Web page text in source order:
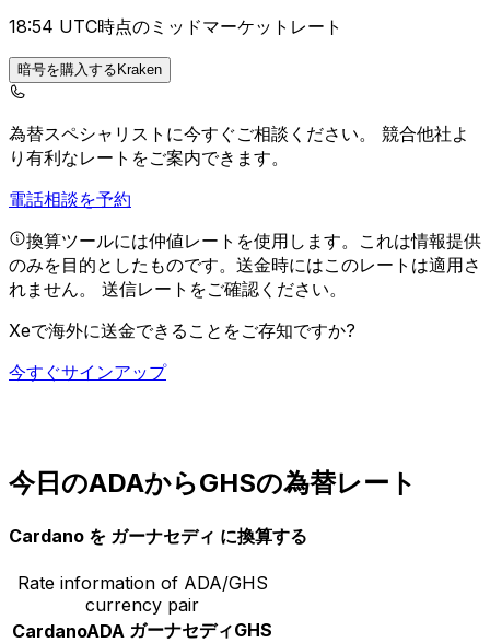
18:54 UTC時点のミッドマーケットレート
暗号を購入するKraken
為替スペシャリストに今すぐご相談ください。 競合他社よ
り有利なレートをご案内できます。
電話相談を予約
換算ツールには仲値レートを使用します。これは情報提供
のみを目的としたものです。送金時にはこのレートは適用さ
れません。 送信レートをご確認ください。
Xeで海外に送金できることをご存知ですか?
今すぐサインアップ
今日のADAからGHSの為替レート
Cardano を ガーナセディ に換算する
Rate information of ADA/GHS
currency pair
CardanoADA ガーナセディGHS